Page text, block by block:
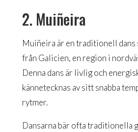
2. Muiñeira
Muiñeira är en traditionell dans
från Galicien, en region i
Denna dans är livlig och
kännetecknas av sitt snabba
rytmer.
Dansarna bär ofta traditionella